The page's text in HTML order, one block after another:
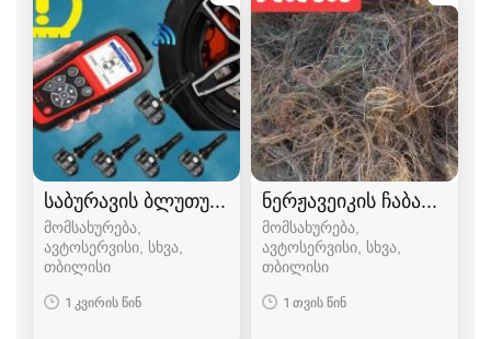
საბურავის ბლუთუზის პროგრამირება
მომსახურება,
ავტოსერვისი, სხვა
თბილისი
1 კვირის წინ
ნერჟავეიკის ჩაბარება
მომსახურება,
ავტოსერვისი, სხვა
თბილისი
1 თვის წინ